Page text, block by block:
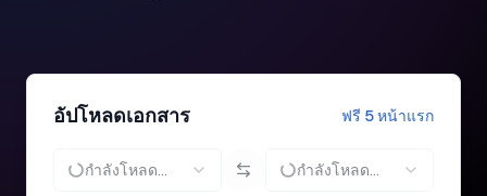
อัปโหลดเอกสาร ฟรี 5 หน้าแรก
กำลังโหลด... กำลังโหลด...